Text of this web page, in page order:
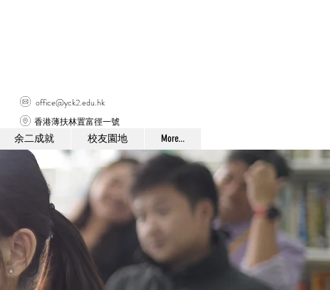
office@yck2.edu.hk
香港薄扶林置富徑一號
余二成就 校友園地 More...